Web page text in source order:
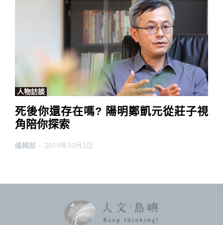
人物訪談
死後你還存在嗎? 陽明鄭凱元從莊子視
角陪你探索
編輯部 - 2019年10月2日